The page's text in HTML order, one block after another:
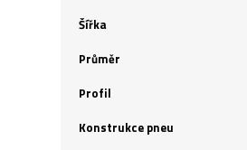
Šířka
Průměr
Profil
Konstrukce pneu